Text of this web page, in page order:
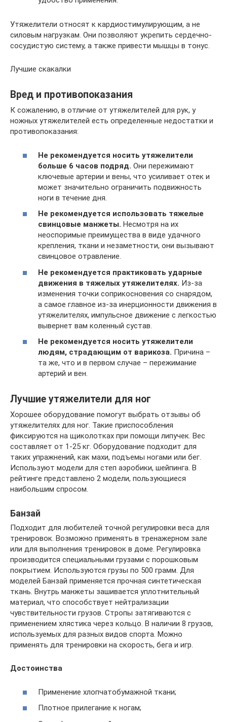
Утяжелители относят к кардиостимулирующим, а не
силовым нагрузкам. Они позволяют укрепить сердечно-
сосудистую систему, а также привести мышцы в тонус.
Лучшие скакалки
Вред и противопоказания
К сожалению, в отличие от утяжелителей для рук, у
ножных утяжелителей есть определенные недостатки и
противопоказания:
Не рекомендуется носить утяжелители
больше 6 часов подряд. Они пережимают
ключевые артерии и вены, что усиливает отек и
может значительно ограничить подвижность
ноги в течение дня.
Не рекомендуется использовать тяжелые
свинцовые манжеты. Несмотря на их
неоспоримые преимущества в виде удачного
крепления, ткани и незаметности, они вызывают
свинцовое отравление.
Не рекомендуется практиковать ударные
движения в тяжелых утяжелителях. Из-за
изменения точки соприкосновения со снарядом,
а самое главное из-за инерционности движения в
утяжелителях, импульсное движение с легкостью
вывернет вам коленный сустав.
Не рекомендуется носить утяжелители
людям, страдающим от варикоза. Причина –
та же, что и в первом случае – пережимание
артерий и вен.
Лучшие утяжелители для ног
Хорошее оборудование помогут выбрать отзывы об
утяжелителях для ног. Такие приспособления
фиксируются на щиколотках при помощи липучек. Вес
составляет от 1-25 кг. Оборудование подходит для
таких упражнений, как махи, подъемы ногами или бег.
Используют модели для степ аэробики, шейпинга. В
рейтинге представлено 2 модели, пользующиеся
наибольшим спросом.
Банзай
Подходит для любителей точной регулировки веса для
тренировок. Возможно применять в тренажерном зале
или для выполнения тренировок в доме. Регулировка
производится специальными грузами с порошковым
покрытием. Используются грузы по 500 грамм. Для
моделей Банзай применяется прочная синтетическая
ткань. Внутрь манжеты зашивается уплотнительный
материал, что способствует нейтрализации
чувствительности грузов. Стропы затягиваются с
применением хлястика через кольцо. В наличии 8 грузов,
используемых для разных видов спорта. Можно
применять для тренировки на скорость, бега и игр.
Достоинства
Применение хлопчатобумажной ткани;
Плотное прилегание к ногам;